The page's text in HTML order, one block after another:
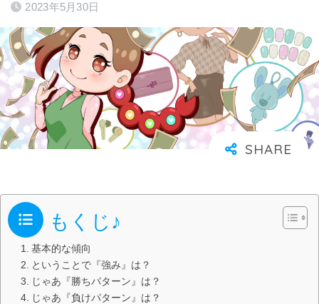
2023年5月30日
もくじ♪
基本的な傾向
ということで『強み』は？
じゃあ『勝ちパターン』は？
じゃあ『負けパターン』は？